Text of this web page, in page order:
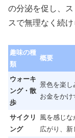
の分泌を促し、
スで無理なく続
趣味の種
類
概要
ウォーキ
ング・散
歩
景色を楽し
お金をかけ
サイクリ
ング
風を感じ
広がり、新